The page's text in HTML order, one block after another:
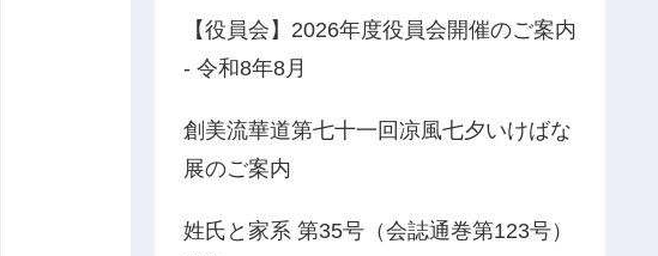
【役員会】2026年度役員会開催のご案内
‐ 令和8年8月
創美流華道第七十一回凉風七夕いけばな
展のご案内
姓氏と家系 第35号（会誌通巻第123号）